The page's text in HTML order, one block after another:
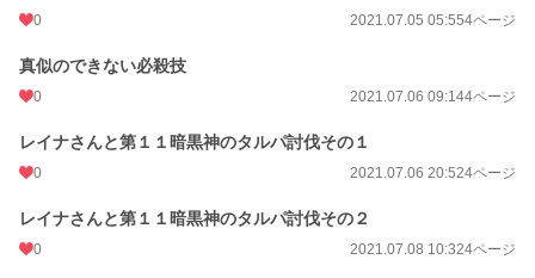
0 2021.07.05 05:554ページ
真似のできない必殺技
0 2021.07.06 09:144ページ
レイナさんと第１１暗黒神のタルパ討伐その１
0 2021.07.06 20:524ページ
レイナさんと第１１暗黒神のタルパ討伐その２
0 2021.07.08 10:324ページ